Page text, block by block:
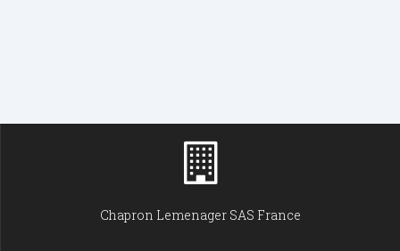
Chapron Lemenager SAS France